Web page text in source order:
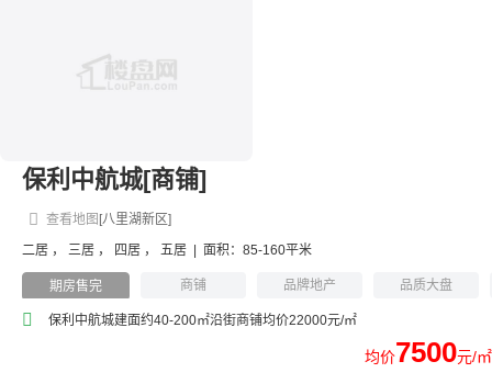
保利中航城[商铺]
[八里湖新区]
查看地图
二居 ， 三居 ， 四居 ， 五居 面积：85-160平米
期房售完 商铺 品牌地产
品质大盘
写字楼
购物方便
保利中航城建面约40-200㎡沿街商铺均价22000元/㎡
均价7500元/㎡